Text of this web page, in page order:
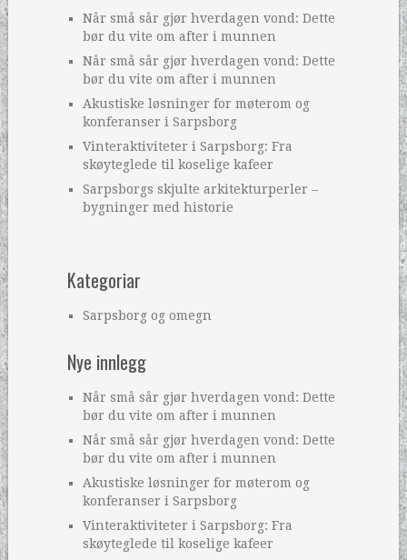
Når små sår gjør hverdagen vond: Dette
bør du vite om after i munnen
Når små sår gjør hverdagen vond: Dette
bør du vite om after i munnen
Akustiske løsninger for møterom og
konferanser i Sarpsborg
Vinteraktiviteter i Sarpsborg: Fra
skøyteglede til koselige kafeer
Sarpsborgs skjulte arkitekturperler –
bygninger med historie
Kategoriar
Sarpsborg og omegn
Nye innlegg
Når små sår gjør hverdagen vond: Dette
bør du vite om after i munnen
Når små sår gjør hverdagen vond: Dette
bør du vite om after i munnen
Akustiske løsninger for møterom og
konferanser i Sarpsborg
Vinteraktiviteter i Sarpsborg: Fra
skøyteglede til koselige kafeer